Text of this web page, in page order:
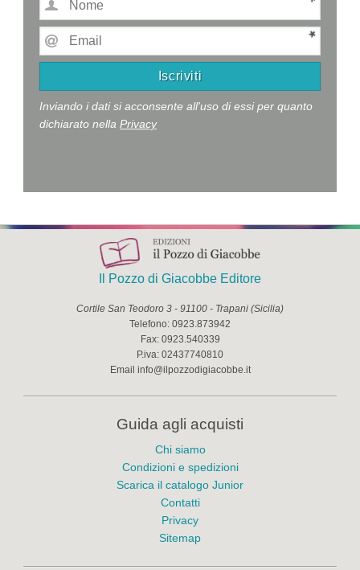
Inviando i dati si acconsente all'uso di essi per quanto
dichiarato nellaPrivacy
Il Pozzo di Giacobbe Editore
Cortile San Teodoro 3 - 91100 - Trapani (Sicilia)
Telefono: 0923.873942
Fax: 0923.540339
P.iva: 02437740810
Email info@ilpozzodigiacobbe.it
Guida agli acquisti
Chi siamo
Condizioni e spedizioni
Scarica il catalogo Junior
Contatti
Privacy
Sitemap